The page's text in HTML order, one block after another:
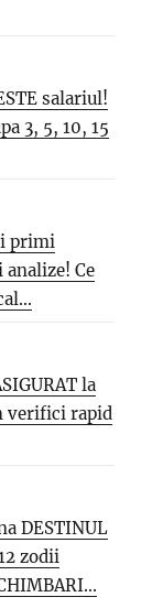
salariul!
3, 5, 10, 15
primi
Ce
la
verifici rapid
DESTINUL
zodii